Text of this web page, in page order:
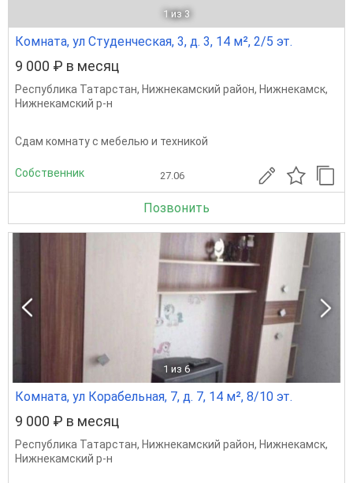
1 из 3
Комната, ул Студенческая, 3, д. 3, 14 м², 2/5 эт.
9 000 ₽ в месяц
Республика Татарстан, Нижнекамский район, Нижнекамск,
Нижнекамский р-н
Сдам комнату с мебелью и техникой
Собственник 27.06
Позвонить
1 из 6
Комната, ул Корабельная, 7, д. 7, 14 м², 8/10 эт.
9 000 ₽ в месяц
Республика Татарстан, Нижнекамский район, Нижнекамск,
Нижнекамский р-н